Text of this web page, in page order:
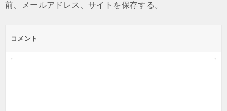
前、メールアドレス、サイトを保存する。
コメント